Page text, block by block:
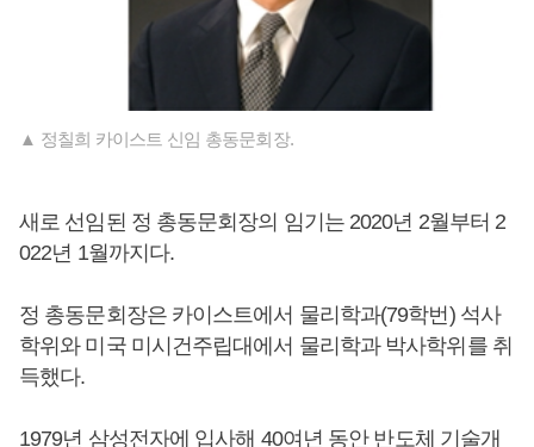
▲ 정칠희 카이스트 신임 총동문회장.
새로 선임된 정 총동문회장의 임기는 2020년 2월부터 2
022년 1월까지다.
정 총동문회장은 카이스트에서 물리학과(79학번) 석사
학위와 미국 미시건주립대에서 물리학과 박사학위를 취
득했다.
1979년 삼성전자에 입사해 40여년 동안 반도체 기술개